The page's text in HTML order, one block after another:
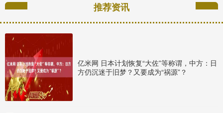
推荐资讯
亿米网 日本计划恢复“大佐”等称谓，中方：日
方仍沉迷于旧梦？又要成为“祸源”？